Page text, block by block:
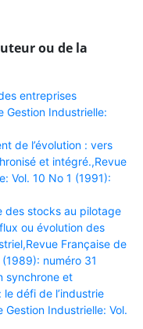
ou de la
entreprises
Gestion Industrielle:
de l’évolution : vers
et intégré.,Revue
Vol. 10 No 1 (1991):
des stocks au pilotage
ou évolution des
Française de
numéro 31
synchrone et
défi de l’industrie
Industrielle: Vol.